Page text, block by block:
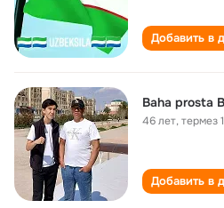
Добавить в
Baha prosta
46 лет,тeрмез
Добавить в